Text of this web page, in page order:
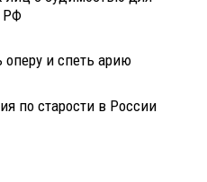
РФ
и спеть арию
по старости в России